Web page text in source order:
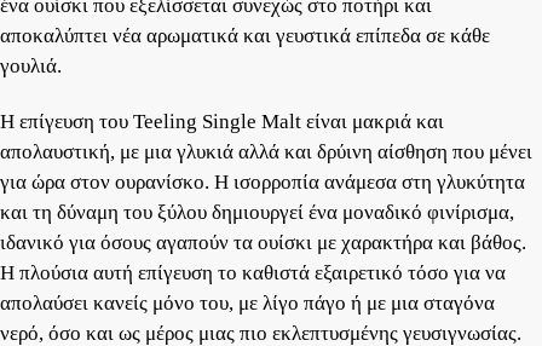
ένα ουίσκι που εξελίσσεται συνεχώς στο ποτήρι και
αποκαλύπτει νέα αρωματικά και γευστικά επίπεδα σε κάθε
γουλιά.
Η επίγευση του Teeling Single Malt είναι μακριά και
απολαυστική, με μια γλυκιά αλλά και δρύινη αίσθηση που μένει
για ώρα στον ουρανίσκο. Η ισορροπία ανάμεσα στη γλυκύτητα
και τη δύναμη του ξύλου δημιουργεί ένα μοναδικό φινίρισμα,
ιδανικό για όσους αγαπούν τα ουίσκι με χαρακτήρα και βάθος.
Η πλούσια αυτή επίγευση το καθιστά εξαιρετικό τόσο για να
απολαύσει κανείς μόνο του, με λίγο πάγο ή με μια σταγόνα
νερό, όσο και ως μέρος μιας πιο εκλεπτυσμένης γευσιγνωσίας.